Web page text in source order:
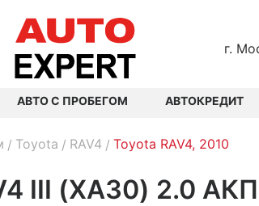
г.
АВТО С ПРОБЕГОМ АВТОКРЕДИТ
Toyota RAV4 Toyota RAV4, 2010
III (XA30) 2.0